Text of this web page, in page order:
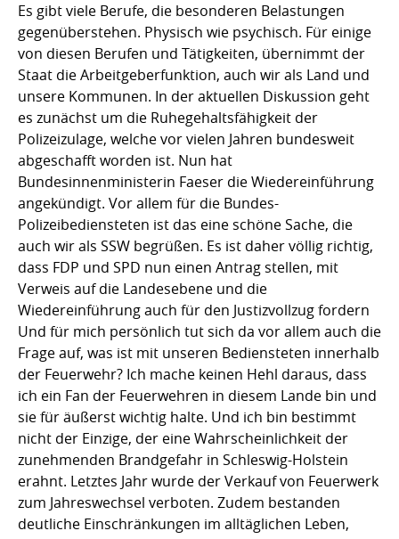
Es gibt viele Berufe, die besonderen Belastungen
gegenüberstehen. Physisch wie psychisch. Für einige
von diesen Berufen und Tätigkeiten, übernimmt der
Staat die Arbeitgeberfunktion, auch wir als Land und
unsere Kommunen. In der aktuellen Diskussion geht
es zunächst um die Ruhegehaltsfähigkeit der
Polizeizulage, welche vor vielen Jahren bundesweit
abgeschafft worden ist. Nun hat
Bundesinnenministerin Faeser die Wiedereinführung
angekündigt. Vor allem für die Bundes-
Polizeibediensteten ist das eine schöne Sache, die
auch wir als SSW begrüßen. Es ist daher völlig richtig,
dass FDP und SPD nun einen Antrag stellen, mit
Verweis auf die Landesebene und die
Wiedereinführung auch für den Justizvollzug fordern
Und für mich persönlich tut sich da vor allem auch die
Frage auf, was ist mit unseren Bediensteten innerhalb
der Feuerwehr? Ich mache keinen Hehl daraus, dass
ich ein Fan der Feuerwehren in diesem Lande bin und
sie für äußerst wichtig halte. Und ich bin bestimmt
nicht der Einzige, der eine Wahrscheinlichkeit der
zunehmenden Brandgefahr in Schleswig-Holstein
erahnt. Letztes Jahr wurde der Verkauf von Feuerwerk
zum Jahreswechsel verboten. Zudem bestanden
deutliche Einschränkungen im alltäglichen Leben,